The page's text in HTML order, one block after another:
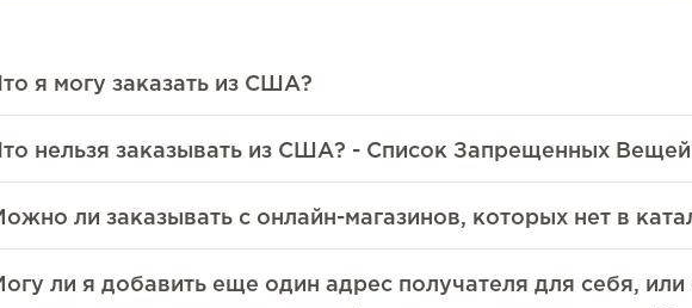
я могу заказать из США?
нельзя заказывать из США? - Список Запрещенных
ли заказывать с онлайн-магазинов, которых нет в
ли я добавить еще один адрес получателя для себя, или